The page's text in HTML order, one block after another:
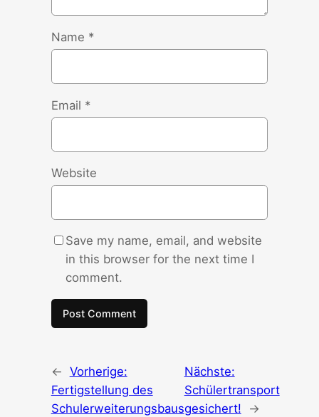
Name *
Email *
Website
Save my name, email, and website
in this browser for the next time I
comment.
← Vorherige:
Fertigstellung des
Schulerweiterungsbaus
Nächste:
Schülertransport
gesichert!
→